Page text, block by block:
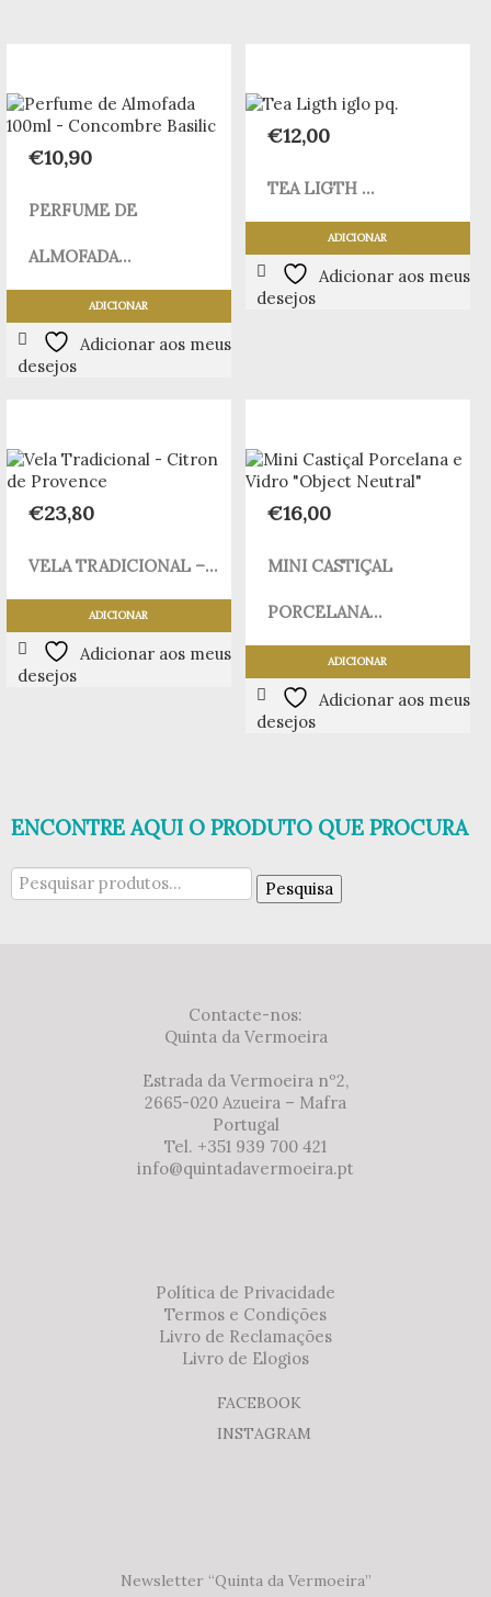
€10,90
PERFUME DE
ALMOFADA...
ADICIONAR
Adicionar aos meus
desejos
€12,00
TEA LIGTH ...
ADICIONAR
Adicionar aos meus
desejos
€23,80
VELA TRADICIONAL –...
ADICIONAR
Adicionar aos meus
desejos
€16,00
MINI CASTIÇAL
PORCELANA...
ADICIONAR
Adicionar aos meus
desejos
ENCONTRE AQUI O PRODUTO QUE PROCURA
Pesquisar
por:
Pesquisa
Contacte-nos:
Quinta da Vermoeira
Estrada da Vermoeira nº2,
2665-020 Azueira – Mafra
Portugal
Tel. +351 939 700 421
info@quintadavermoeira.pt
Política de Privacidade
Termos e Condições
Livro de Reclamações
Livro de Elogios
FACEBOOK
INSTAGRAM
Newsletter “Quinta da Vermoeira”